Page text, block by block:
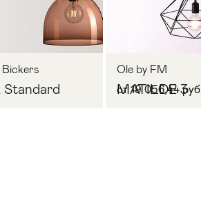
Ole by FM
MATILDE 3
от 19 056,44 руб